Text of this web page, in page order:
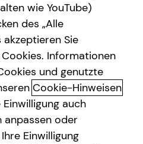
Zukunft aktiv gestalten und
Auch wenn gerade
ist, sind wir stets
Talenten, die unser Team
wie YouTube)
des „Alle
Sie
Informationen
und genutzte
Cookie-Hinweisen
auch
anpassen oder
Einwilligung